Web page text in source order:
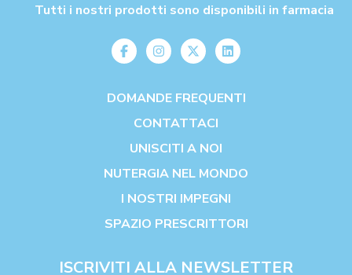
Tutti i nostri prodotti sono disponibili in farmacia
DOMANDE FREQUENTI
CONTATTACI
UNISCITI A NOI
NUTERGIA NEL MONDO
I NOSTRI IMPEGNI
SPAZIO PRESCRITTORI
ISCRIVITI ALLA NEWSLETTER